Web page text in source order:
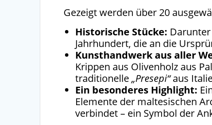
Gezeigt werden über 20
Historische Stücke:
Jahrhundert, die an die
Kunsthandwerk aus aller
Krippen aus Olivenholz aus
traditionelle„Presepi“aus
Ein besonderes Highlight:
Elemente der maltesischen
verbindet – ein Symbol der